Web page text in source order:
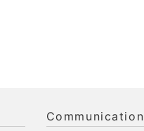
Communication